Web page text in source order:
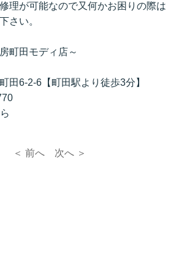
理が可能なので又何かお困りの際は
さい。
町田モディ店～
田6-2-6【町田駅より徒歩3分】
＜ 前へ 次へ ＞